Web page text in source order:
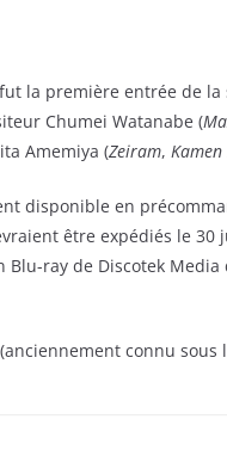
fut la première entrée de la
Chumei Watanabe (
Amemiya (Zeiram,
disponible en
être expédiés le
ray de Discotek Media
(anciennement connu sous